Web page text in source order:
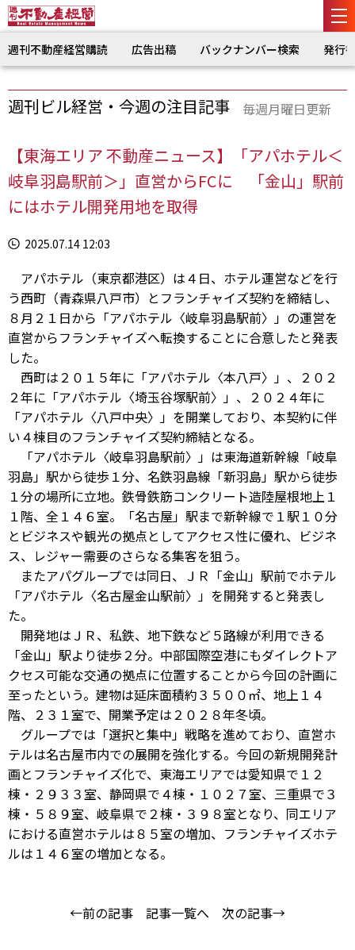
週刊不動産経営購読 広告出稿 バックナンバー検索 発行
週刊ビル経営・今週の注目記事 毎週月曜日更新
【東海エリア 不動産ニュース】「アパホテル＜
岐阜羽島駅前＞」直営からFCに 「金山」駅前
にはホテル開発用地を取得
2025.07.14 12:03
アパホテル（東京都港区）は４日、ホテル運営などを行
う西町（青森県八戸市）とフランチャイズ契約を締結し、
８月２１日から「アパホテル〈岐阜羽島駅前〉」の運営を
直営からフランチャイズへ転換することに合意したと発表
した。
西町は２０１５年に「アパホテル〈本八戸〉」、２０２
２年に「アパホテル〈埼玉谷塚駅前〉」、２０２４年に
「アパホテル〈八戸中央〉」を開業しており、本契約に伴
い４棟目のフランチャイズ契約締結となる。
「アパホテル〈岐阜羽島駅前〉」は東海道新幹線「岐阜
羽島」駅から徒歩１分、名鉄羽島線「新羽島」駅から徒歩
１分の場所に立地。鉄骨鉄筋コンクリート造陸屋根地上１
１階、全１４６室。「名古屋」駅まで新幹線で１駅１０分
とビジネスや観光の拠点としてアクセス性に優れ、ビジネ
ス、レジャー需要のさらなる集客を狙う。
またアパグループでは同日、ＪＲ「金山」駅前でホテル
「アパホテル〈名古屋金山駅前〉」を開発すると発表し
た。
開発地はＪＲ、私鉄、地下鉄など５路線が利用できる
「金山」駅より徒歩２分。中部国際空港にもダイレクトア
クセス可能な交通の拠点に位置することから今回の計画に
至ったという。建物は延床面積約３５００㎡、地上１４
階、２３１室で、開業予定は２０２８年冬頃。
グループでは「選択と集中」戦略を進めており、直営ホ
テルは名古屋市内での展開を強化する。今回の新規開発計
画とフランチャイズ化で、東海エリアでは愛知県で１２
棟・２９３３室、静岡県で４棟・１０２７室、三重県で３
棟・５８９室、岐阜県で２棟・３９８室となり、同エリア
における直営ホテルは８５室の増加、フランチャイズホテ
ルは１４６室の増加となる。
←前の記事 記事一覧へ 次の記事→